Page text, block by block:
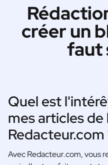
créer un
faut
Quel est
mes articles
Redacteur.com
Avec Redacteur.com, vous